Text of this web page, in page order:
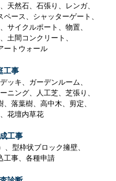
天然石、 石張り、
レンガ、
ペース、 シャッターゲート、
サイクルポート、 物置、
土間コンクリート、
ートウォール
工事
ッキ、
ガーデンルーム、
ニング、 人工芝、 芝張り、
落葉樹、 高中木、 剪定、
花壇内草花
工事
、 型枠状ブロック擁壁、
工事、 各種申請